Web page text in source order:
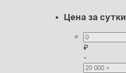
Цена за сутки
₽
-